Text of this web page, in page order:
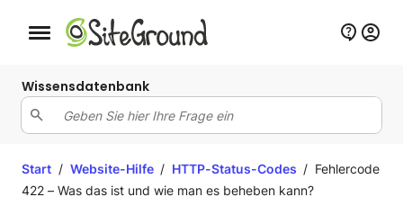
Schaltfläche Mobile Navigation
Wissensdatenbank
Start / Website-Hilfe / HTTP-Status-Codes / Fehlercode
422 – Was das ist und wie man es beheben kann?